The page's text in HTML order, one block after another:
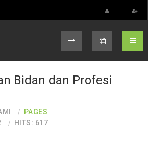
Bidan dan Profesi
PAGES
HITS: 617